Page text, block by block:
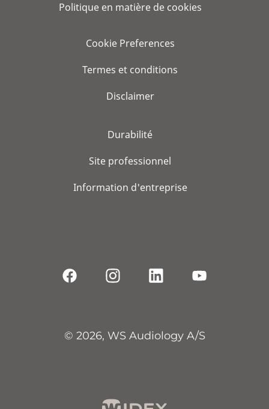
Politique en matière de cookies
Cookie Preferences
Termes et conditions
Disclaimer
Durabilité
Site professionnel
Information d'entreprise
© 2026, WS Audiology A/S